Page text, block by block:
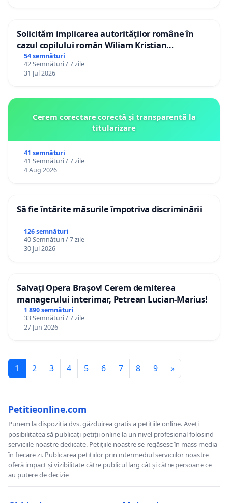
Solicităm implicarea autorităților române în
cazul copilului român Wiliam Kristian
Gheorghe, aflat în plasament în Danemarca de
12 ani
54 semnături
42 Semnături / 7 zile
31 Jul 2026
Cerem corectare corectă și transparentă la
titularizare
41 semnături
41 Semnături / 7 zile
4 Aug 2026
Să fie întărite măsurile împotriva discriminării
126 semnături
40 Semnături / 7 zile
30 Jul 2026
Salvați Opera Brașov! Cerem demiterea
managerului interimar, Petrean Lucian-Marius!
1 890 semnături
33 Semnături / 7 zile
27 Jun 2026
1 2 3 4 5 6 7 8 9 »
Petitieonline.com
Punem la dispoziția dvs. găzduirea gratis a petițiile online. Aveți
posibilitatea să publicați petiții online la un nivel profesional folosind
serviciile noastre dedicate. Petițiile noastre se regăsesc în mass media
în fiecare zi. Publicarea petițiilor prin intermediul serviciilor noastre
oferă impact și vizibilitate către publicul larg cât și către persoane ce
au putere de decizie